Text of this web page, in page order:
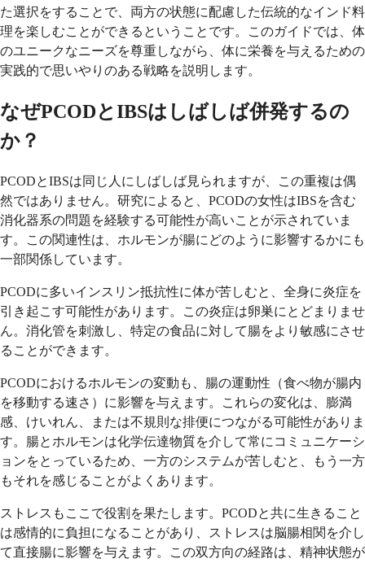
た選択をすることで、両方の状態に配慮した伝統的なインド料
理を楽しむことができるということです。このガイドでは、体
のユニークなニーズを尊重しながら、体に栄養を与えるための
実践的で思いやりのある戦略を説明します。
なぜPCODとIBSはしばしば併発するの
か？
PCODとIBSは同じ人にしばしば見られますが、この重複は偶
然ではありません。研究によると、PCODの女性はIBSを含む
消化器系の問題を経験する可能性が高いことが示されていま
す。この関連性は、ホルモンが腸にどのように影響するかにも
一部関係しています。
PCODに多いインスリン抵抗性に体が苦しむと、全身に炎症を
引き起こす可能性があります。この炎症は卵巣にとどまりませ
ん。消化管を刺激し、特定の食品に対して腸をより敏感にさせ
ることができます。
PCODにおけるホルモンの変動も、腸の運動性（食べ物が腸内
を移動する速さ）に影響を与えます。これらの変化は、膨満
感、けいれん、または不規則な排便につながる可能性がありま
す。腸とホルモンは化学伝達物質を介して常にコミュニケーシ
ョンをとっているため、一方のシステムが苦しむと、もう一方
もそれを感じることがよくあります。
ストレスもここで役割を果たします。PCODと共に生きること
は感情的に負担になることがあり、ストレスは脳腸相関を介し
て直接腸に影響を与えます。この双方向の経路は、精神状態が